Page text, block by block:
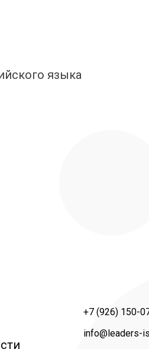
языка
+7 (926) 150-
info@leaders-